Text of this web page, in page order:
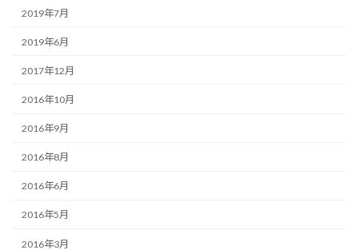
2019年7月
2019年6月
2017年12月
2016年10月
2016年9月
2016年8月
2016年6月
2016年5月
2016年3月